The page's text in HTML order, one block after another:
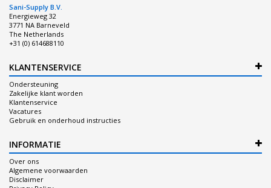
Sani-Supply B.V.
Energieweg 32
3771 NA Barneveld
The Netherlands
+31 (0) 614688110
KLANTENSERVICE
Ondersteuning
Zakelijke klant worden
Klantenservice
Vacatures
Gebruik en onderhoud instructies
INFORMATIE
Over ons
Algemene voorwaarden
Disclaimer